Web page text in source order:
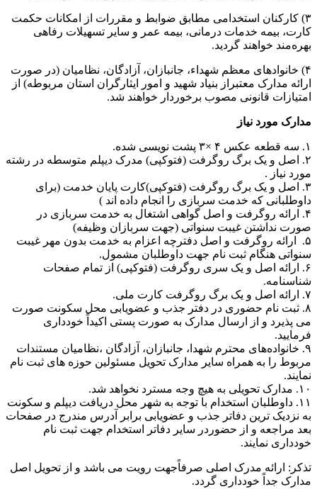
۳) کارکنان استخدامی مطابق ضوابط و مقررات از امکانات حکمت
کارت، بیمه خدمات درمانی، بیمه عمر و سایر تسهیلات رفاهی
بهره‌‌‌مند خواهند گردید.
۴) خانوادهای معظم شهداء، جانبازان، آزادگان، نظامیان (در صورت
ارائه مدارک معتبراز بنیاد شهید و امور ایثارگران استان مربوطه) از
امتیازات قانونی مصوب برخوردار خواهند شد.
مدارک مورد نیاز
۱. سه قطعه عکس ۴ ×۳ پشت نویسی شده.
۲. اصل و یک برگ روگرفت (فتوکپی) مدرک دیپلم متوسطه در رشته
مورد نیاز .
۳. اصل و یک برگ روگرفت (فتوکپی)کارت پایان خدمت (برای
داوطلبانی که خدمت سربازی را انجام داده اند )
۴. ارائه روگرفت و اصل گواهی اشتغال به خدمت سربازی در
صورت نداشتن غیبت سنواتی (جهت سربازان وظیفه)
۵. ارائه روگرفت و اصل دفترچه اعزام به خدمت بدون مهر غیبت
سنواتی هنگام ثبت نام جهت داوطلبان مشمول.
۶. ارائه اصل و یک سری روگرفت (فتوکپی) از تمام صفحات
شناسنامه.
۷. ارائه اصل و یک برگ روگرفت کارت ملی.
۸. ثبت‌‌ نام حضوری در دفتر جذب و عضویابی محل سکونت صورت
می پذیرد و از ارسال مدارک به صورت پستی اکیداً خودداری
فرمایید.
۹. خانواده‌های محترم شهدا، جانبازان، آزادگان ،نظامیان مستندات
مربوط را به همراه سایر مدارک تحویل مسئولین حوزه های ثبت نام
نمایند.
۱۰. مدارک تحویلی به هیچ وجه مسترد نخواهد شد.
۱۱. داوطلبان استخدام با توجه به شهر محل دریافت دیپلم و سکونت
به نزدیک ترین دفاتر جذب و عضویابی برابر آدرس مندرج در صفحات
بعد مراجعه و از حضوردر سایر دفاتر استخدام جهت ثبت نام
خودداری نمایند.
تذکر: ارائه مدرک اصلی صرفاًجهت رویت می باشد و از تحویل اصل
مدارک جداً خودداری گردد.